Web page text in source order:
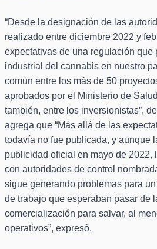
“Desde la designación de las
realizado entre diciembre 2022 y
expectativas de una regulación que
industrial del cannabis en nuestro
común entre los más de 50
aprobados por el Ministerio de
también, entre los inversionistas”,
agrega que “Más allá de las
todavía no fue publicada, y aunque
publicidad oficial en mayo de 2022,
con autoridades de control
sigue generando problemas para
de trabajo que esperaban pasar de
comercialización para salvar, al
operativos”, expresó.